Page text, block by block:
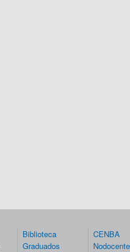
Biblioteca
Graduados
CENBA